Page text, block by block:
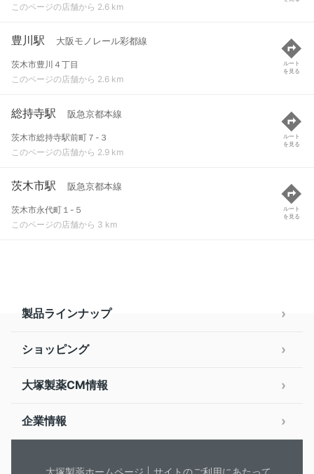
このページの店舗から 2.6 km
豊川駅 大阪モノレール彩都線
茨木市豊川４丁目
このページの店舗から 2.6 km
ルート
を見る
総持寺駅 阪急京都本線
茨木市総持寺駅前町７-３
このページの店舗から 2.9 km
ルート
を見る
茨木市駅 阪急京都本線
茨木市永代町１-５
このページの店舗から 3 km
ルート
を見る
製品ラインナップ
ショッピング
大塚製薬CM情報
企業情報